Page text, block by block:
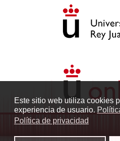
Este sitio web utiliza cookies
experiencia de usuario.
Política de privacidad